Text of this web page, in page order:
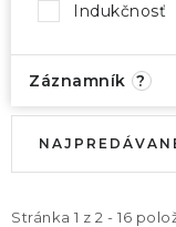
Indukčnosť
Záznamník ?
Stránka 1 z 2 - 16